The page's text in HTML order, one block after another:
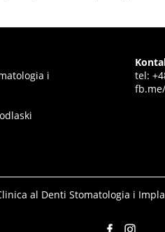
i
tel:
al Denti Stomatologia i